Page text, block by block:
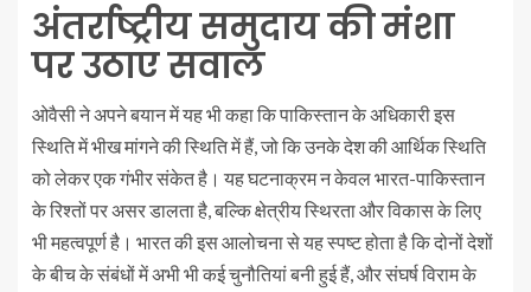
अंतर्राष्ट्रीय समुदाय की मंशा
पर उठाए सवाल
ओवैसी ने अपने बयान में यह भी कहा कि पाकिस्तान के अधिकारी इस
स्थिति में भीख मांगने की स्थिति में हैं, जो कि उनके देश की आर्थिक स्थिति
को लेकर एक गंभीर संकेत है। यह घटनाक्रम न केवल भारत-पाकिस्तान
के रिश्तों पर असर डालता है, बल्कि क्षेत्रीय स्थिरता और विकास के लिए
भी महत्वपूर्ण है। भारत की इस आलोचना से यह स्पष्ट होता है कि दोनों देशों
के बीच के संबंधों में अभी भी कई चुनौतियां बनी हुई हैं, और संघर्ष विराम के